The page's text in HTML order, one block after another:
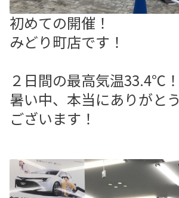
初めての開催！
みどり町店です！
２日間の最高気温33.4℃！
暑い中、本当にありがとう
ございます！